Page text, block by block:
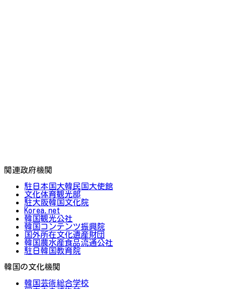
関連政府機関
駐日本国大韓民国大使館
文化体育観光部
駐大阪韓国文化院
Korea.net
韓国観光公社
韓国コンテンツ振興院
国外所在文化遺産財団
韓国農水産食品流通公社
駐日韓国教育院
韓国の文化機関
韓国芸術総合学校